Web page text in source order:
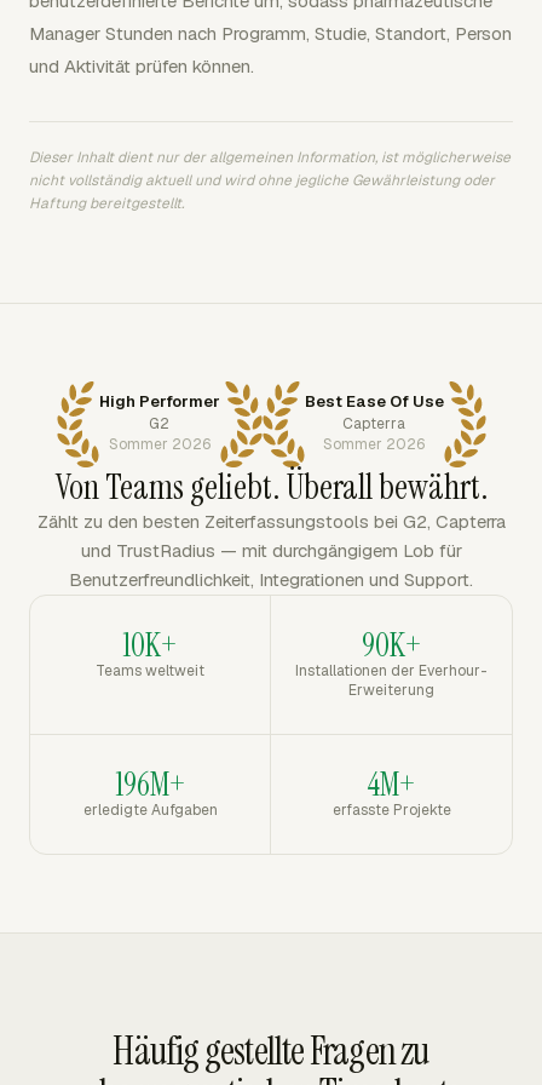
Manager Stunden nach Programm, Studie, Standort, Person
und Aktivität prüfen können.
Dieser Inhalt dient nur der allgemeinen Information, ist möglicherweise
nicht vollständig aktuell und wird ohne jegliche Gewährleistung oder
Haftung bereitgestellt.
High Performer
G2
Sommer 2026
Best Ease Of Use
Capterra
Sommer 2026
Von Teams geliebt. Überall bewährt.
Zählt zu den besten Zeiterfassungstools bei G2, Capterra
und TrustRadius — mit durchgängigem Lob für
Benutzerfreundlichkeit, Integrationen und Support.
10K+
Teams weltweit
90K+
Installationen der Everhour-
Erweiterung
196M+
erledigte Aufgaben
4M+
erfasste Projekte
Häufig gestellte Fragen zu